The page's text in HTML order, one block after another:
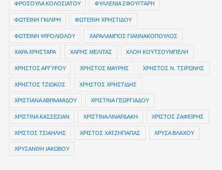
ΦΡΟΣΟΥΛΑ ΚΟΛΟΣΙΑΤΟΥ ΦΥΛΛΕΝΙΑ ΣΦΟΥΓΓΑΡΗ
ΦΩΤΕΙΝΗ ΓΚΙΛΙΡΗ ΦΩΤΕΙΝΗ ΧΡΗΣΤΙΔΟΥ
ΦΩΤΕΙΝΗ ΨΙΡΟΛΙΟΛΟΥ ΧΑΡΑΛΑΜΠΟΣ ΓΙΑΝΝΑΚΟΠΟΥΛΟΣ
ΧΑΡΑ ΧΡΗΣΤΑΡΑ ΧΑΡΗΣ ΜΕΛΙΤΑΣ ΧΛΟΗ ΚΟΥΤΣΟΥΜΠΕΛΗ
ΧΡΗΣΤΟΣ ΑΡΓΥΡΟΥ ΧΡΗΣΤΟΣ ΜΑΥΡΗΣ ΧΡΗΣΤΟΣ Ν. ΤΣΙΡΩΝΗΣ
ΧΡΗΣΤΟΣ ΤΖΙΩΚΟΣ ΧΡΗΣΤΟΣ ΧΡΗΣΤΙΔΗΣ
ΧΡΙΣΤΙΑΝΑ ΑΒΡΑΑΜΙΔΟΥ ΧΡΙΣΤΙΝΑ ΓΕΩΡΓΙΑΔΟΥ
ΧΡΙΣΤΙΝΑ ΚΑΣΣΕΣΙΑΝ ΧΡΙΣΤΙΝΑ ΛΙΝΑΡΔΑΚΗ ΧΡΙΣΤΟΣ ΖΑΦΕΙΡΗΣ
ΧΡΙΣΤΟΣ ΤΣΙΑΗΛΗΣ ΧΡΙΣΤΟΣ ΧΑΤΖΗΠΑΠΑΣ ΧΡΥΣΑ ΒΛΑΧΟΥ
ΧΡΥΣΑΝΘΗ ΙΑΚΩΒΟΥ